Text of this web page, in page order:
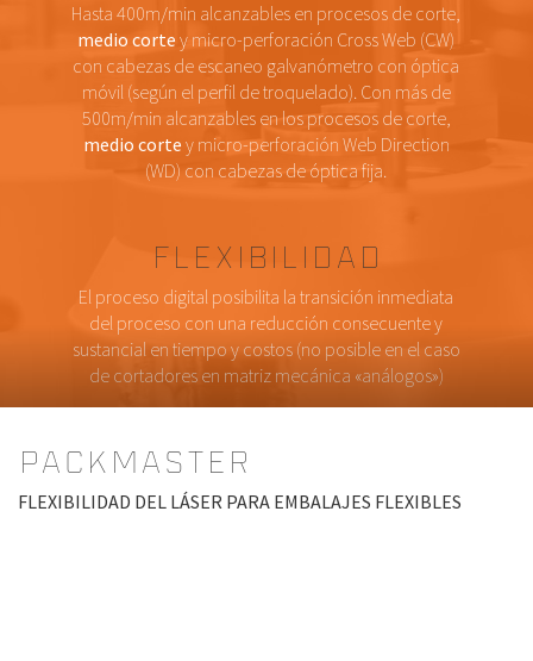
Hasta 400m/min alcanzables en procesos de corte,
medio corte y micro-perforación Cross Web (CW)
con cabezas de escaneo galvanómetro con óptica
móvil (según el perfil de troquelado). Con más de
500m/min alcanzables en los procesos de corte,
medio corte y micro-perforación Web Direction
(WD) con cabezas de óptica fija.
Flexibilidad
El proceso digital posibilita la transición inmediata
del proceso con una reducción consecuente y
sustancial en tiempo y costos (no posible en el caso
de cortadores en matriz mecánica «análogos»)
PACKMASTER
FLEXIBILIDAD DEL LÁSER PARA EMBALAJES FLEXIBLES